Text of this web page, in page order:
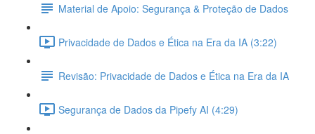
Material de Apoio: Segurança & Proteção de Dados
Privacidade de Dados e Ética na Era da IA (3:22)
Revisão: Privacidade de Dados e Ética na Era da IA
Segurança de Dados da Pipefy AI (4:29)